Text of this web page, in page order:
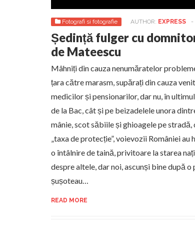
Fotografi si fotografie AUTHOR: EXPRESS -
Ședință fulger cu
de Mateescu
Mâhniți din cauza nenumăratelor
țara către marasm, supărați din cauza
medicilor și pensionarilor, dar nu, în
de la Bac, cât și pe beizadelele unora
mânie, scot săbiile și ghioagele pe stradă,
„taxa de protecție”, voievozii României
o întâlnire de taină, privitoare la starea
despre altele, dar noi, ascunși bine după
șușoteau…
READ MORE